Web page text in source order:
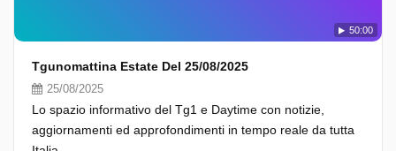
50:00
Tgunomattina Estate Del 25/08/2025
25/08/2025
Lo spazio informativo del Tg1 e Daytime con notizie,
aggiornamenti ed approfondimenti in tempo reale da tutta